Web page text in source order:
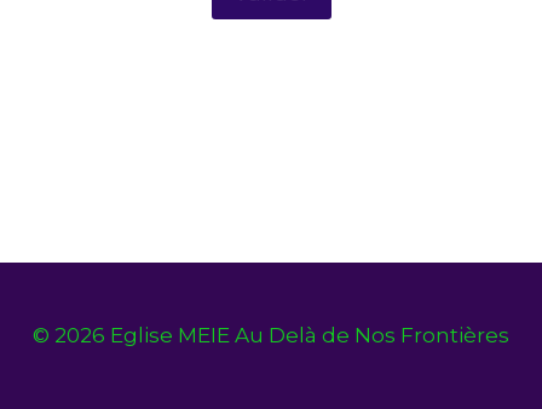
© 2026 Eglise MEIE Au Delà de Nos Frontières